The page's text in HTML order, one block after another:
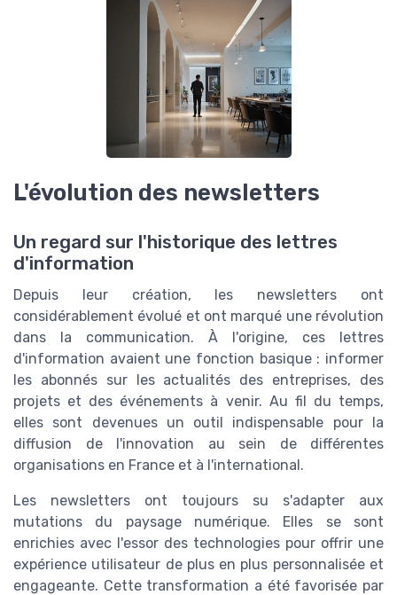
L'évolution des newsletters
Un regard sur l'historique des lettres
d'information
Depuis leur création, les newsletters ont
considérablement évolué et ont marqué une révolution
dans la communication. À l'origine, ces lettres
d'information avaient une fonction basique : informer
les abonnés sur les actualités des entreprises, des
projets et des événements à venir. Au fil du temps,
elles sont devenues un outil indispensable pour la
diffusion de l'innovation au sein de différentes
organisations en France et à l'international.
Les newsletters ont toujours su s'adapter aux
mutations du paysage numérique. Elles se sont
enrichies avec l'essor des technologies pour offrir une
expérience utilisateur de plus en plus personnalisée et
engageante. Cette transformation a été favorisée par